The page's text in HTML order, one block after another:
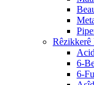
Rêzikkerê
6-
6-